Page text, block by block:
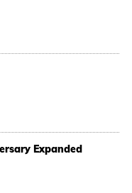
Expanded